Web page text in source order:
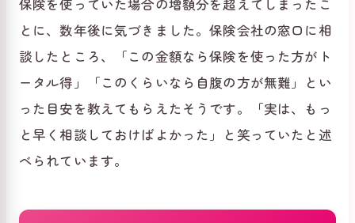
とに、数年後に気づきました。保険会社の窓口に相
談したところ、「この金額なら保険を使った方がト
ータル得」「このくらいなら自腹の方が無難」とい
った目安を教えてもらえたそうです。「実は、もっ
と早く相談しておけばよかった」と笑っていたと述
べられています。